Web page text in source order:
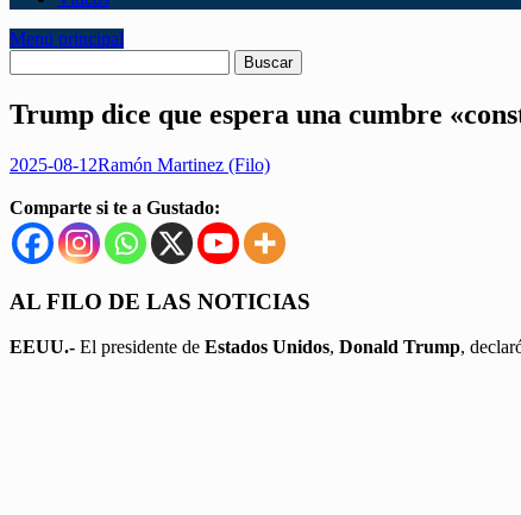
Menú principal
Trump dice que espera una cumbre
2025-08-12Ramón Martinez (Filo)
Comparte si te a Gustado:
AL FILO DE LAS NOTICIAS
EEUU.- El presidente de Estados Unidos, Donald Trump,